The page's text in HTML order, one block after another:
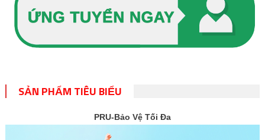
SẢN PHẨM TIÊU BIỂU
PRU-Bảo Vệ Tối Đa